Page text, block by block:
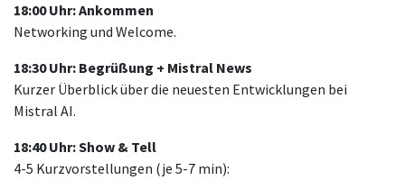
18:00 Uhr: Ankommen
Networking und Welcome.
18:30 Uhr: Begrüßung + Mistral News
Kurzer Überblick über die neuesten Entwicklungen bei
Mistral AI.
18:40 Uhr: Show & Tell
4-5 Kurzvorstellungen (je 5-7 min):